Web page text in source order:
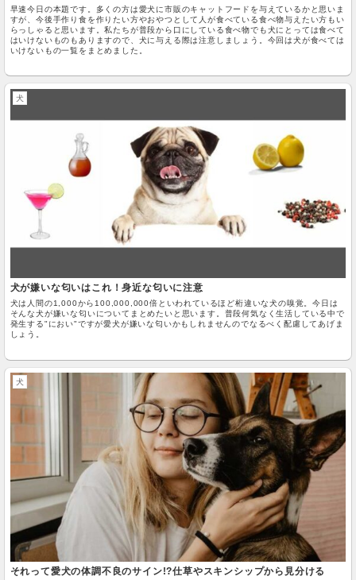
早速今日の本題です。多くの方は愛犬に市販のキャットフードを与えているかと思いま
すが、今後手作り食を作りたい方やおやつとして人が食べている食べ物与えたい方もい
らっしゃると思います。私たちが普段から口にしている食べ物でも犬にとっては食べて
はいけないものもありますので、犬に与える際は注意しましょう。今回は犬が食べては
いけないもの一覧をまとめました。
犬
犬が嫌いな匂いはこれ！身近な匂いに注意
犬は人間の1,000から100,000,000倍といわれているほど桁違いな犬の嗅覚。今日は
そんな犬が嫌いな匂いについてまとめたいと思います。普段何気なく生活している中で
発生する"におい"ですが愛犬が嫌いな匂いかもしれませんのでなるべく配慮してあげま
しょう。
犬
それって愛犬の体調不良のサイン!?仕草やスキンシップから見分ける